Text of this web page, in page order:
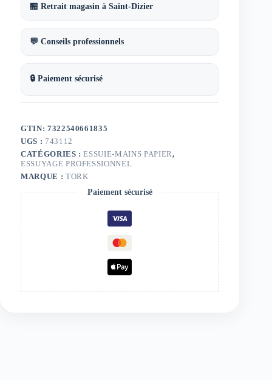
🏪 Retrait magasin à Saint-Dizier
💬 Conseils professionnels
🔒 Paiement sécurisé
GTIN: 7322540661835
UGS : 743112
CATÉGORIES :ESSUIE-MAINS PAPIER,
ESSUYAGE PROFESSIONNEL
MARQUE : TORK
Paiement sécurisé